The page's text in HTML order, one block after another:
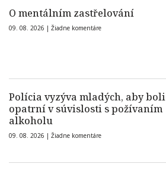
O mentálním zastřelování
09. 08. 2026 | Žiadne komentáre
Polícia vyzýva mladých, aby boli
opatrní v súvislosti s požívaním
alkoholu
09. 08. 2026 | Žiadne komentáre